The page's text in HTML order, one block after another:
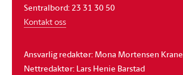
Sentralbord: 23 31 30 50
Kontakt oss
Ansvarlig redaktør: Mona Mortensen Krane
Nettredaktør: Lars Henie Barstad